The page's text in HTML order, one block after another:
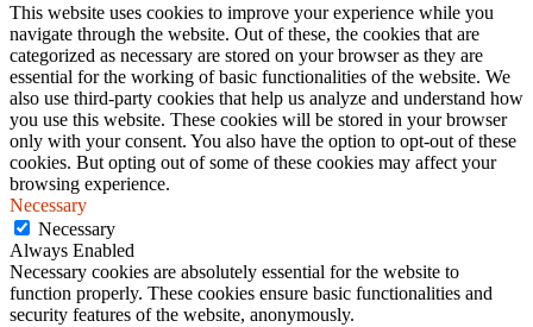
This website uses cookies to improve your experience while you
navigate through the website. Out of these, the cookies that are
categorized as necessary are stored on your browser as they are
essential for the working of basic functionalities of the website. We
also use third-party cookies that help us analyze and understand how
you use this website. These cookies will be stored in your browser
only with your consent. You also have the option to opt-out of these
cookies. But opting out of some of these cookies may affect your
browsing experience.
Necessary
Necessary
Always Enabled
Necessary cookies are absolutely essential for the website to
function properly. These cookies ensure basic functionalities and
security features of the website, anonymously.